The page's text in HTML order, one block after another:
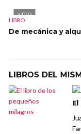
VIDEO
LIBRO
De mecánica y
LIBROS DEL